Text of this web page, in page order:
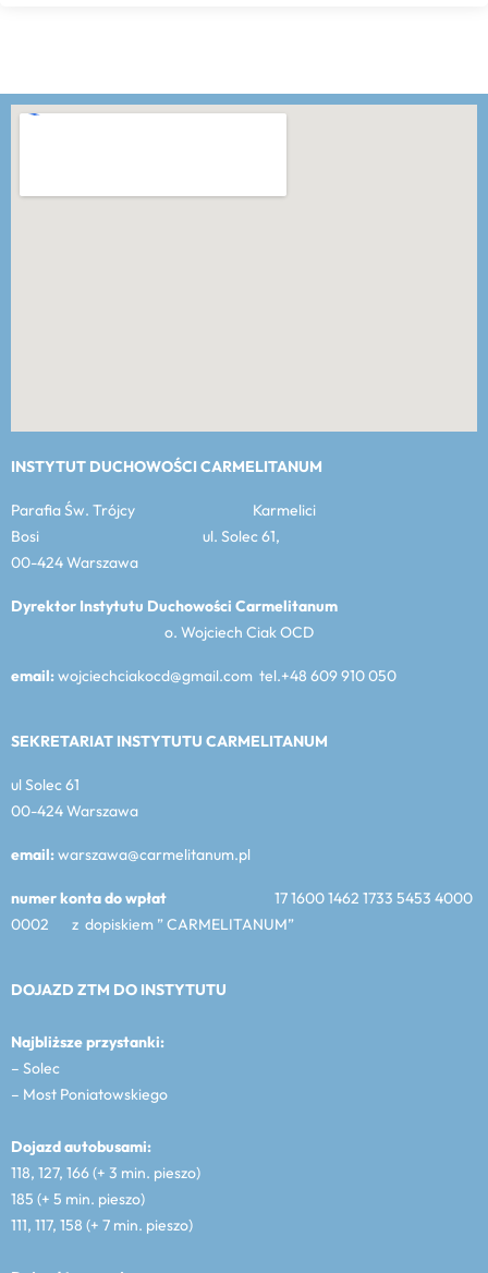
INSTYTUT DUCHOWOŚCI CARMELITANUM
Parafia Św. Trójcy Karmelici
Bosi ul. Solec 61,
00-424 Warszawa
Dyrektor Instytutu Duchowości Carmelitanum
o. Wojciech Ciak OCD
email:wojciechciakocd@gmail.com tel.+48 609 910 050
SEKRETARIAT INSTYTUTU CARMELITANUM
ul Solec 61
00-424 Warszawa
email:warszawa@carmelitanum.pl
numer konta do wpłat 17 1600 1462 1733 5453 4000
0002 z dopiskiem ” CARMELITANUM”
DOJAZD ZTM DO INSTYTUTU
Najbliższe przystanki:
– Solec
– Most Poniatowskiego
Dojazd autobusami:
118, 127, 166 (+ 3 min. pieszo)
185 (+ 5 min. pieszo)
111, 117, 158 (+ 7 min. pieszo)